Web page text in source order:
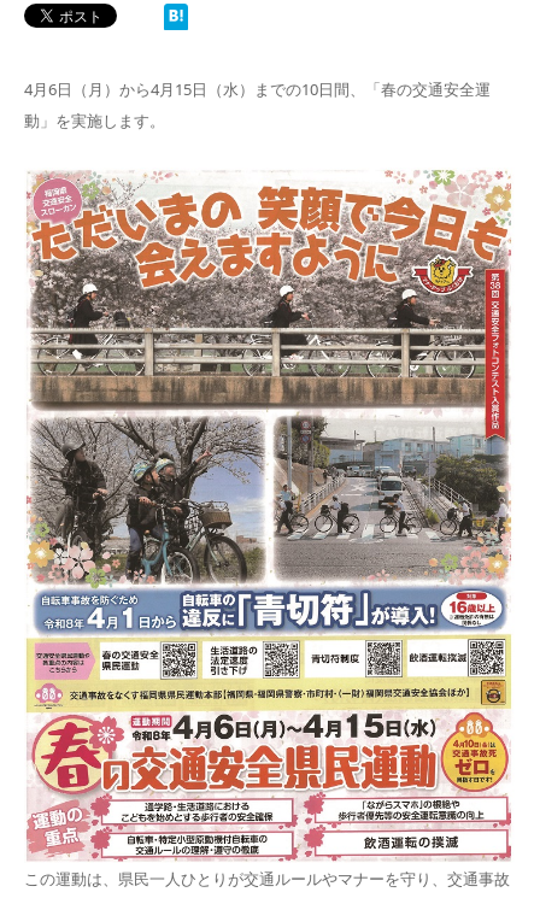
4月6日（月）から4月15日（水）までの10日間、「春の交通安全運
動」を実施します。
この運動は、県民一人ひとりが交通ルールやマナーを守り、交通事故